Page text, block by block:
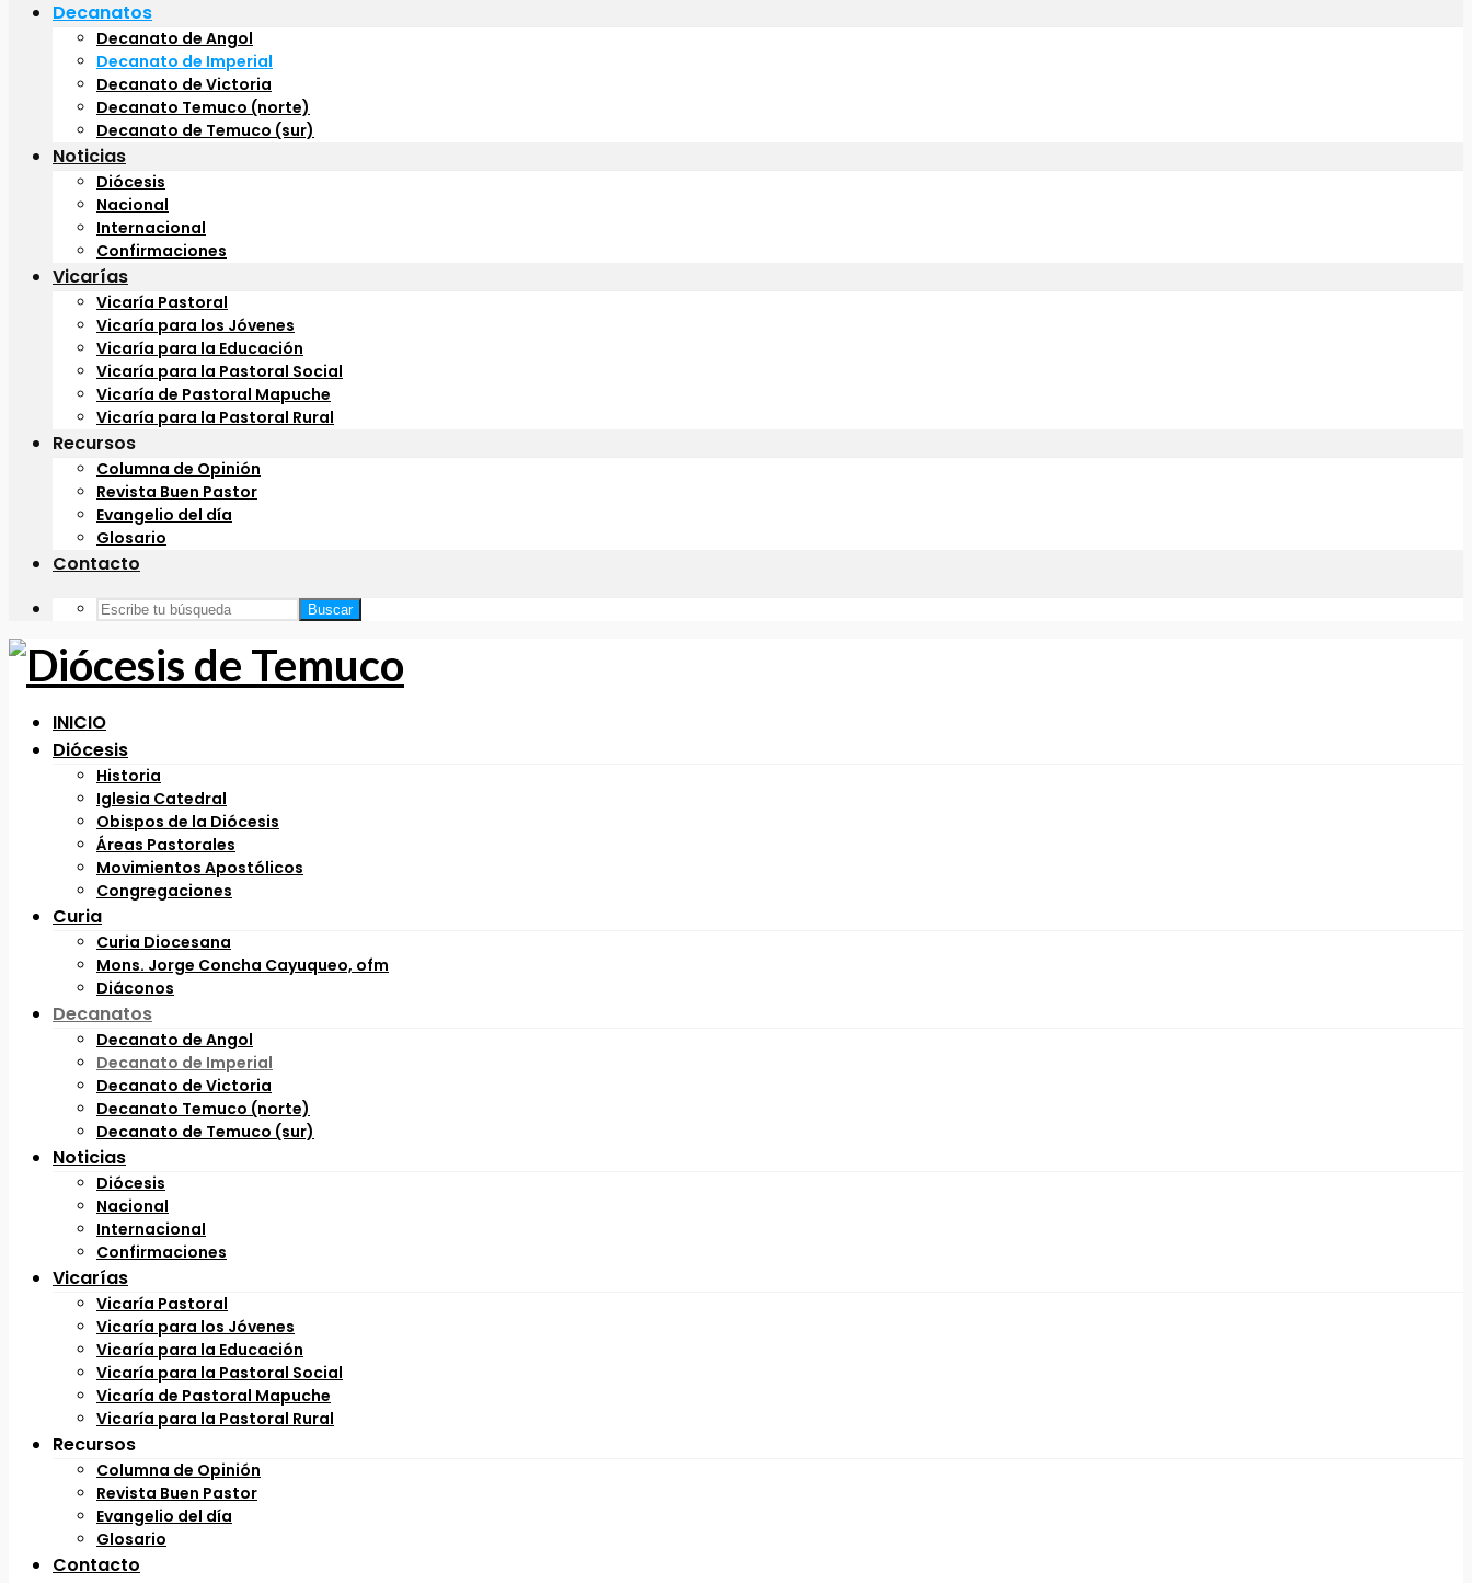
Decanatos
Decanato de Angol
Decanato de Imperial
Decanato de Victoria
Decanato Temuco (norte)
Decanato de Temuco (sur)
Noticias
Diócesis
Nacional
Internacional
Confirmaciones
Vicarías
Vicaría Pastoral
Vicaría para los Jóvenes
Vicaría para la Educación
Vicaría para la Pastoral Social
Vicaría de Pastoral Mapuche
Vicaría para la Pastoral Rural
Recursos
Columna de Opinión
Revista Buen Pastor
Evangelio del día
Glosario
Contacto
Buscar
INICIO
Diócesis
Historia
Iglesia Catedral
Obispos de la Diócesis
Áreas Pastorales
Movimientos Apostólicos
Congregaciones
Curia
Curia Diocesana
Mons. Jorge Concha Cayuqueo, ofm
Diáconos
Decanatos
Decanato de Angol
Decanato de Imperial
Decanato de Victoria
Decanato Temuco (norte)
Decanato de Temuco (sur)
Noticias
Diócesis
Nacional
Internacional
Confirmaciones
Vicarías
Vicaría Pastoral
Vicaría para los Jóvenes
Vicaría para la Educación
Vicaría para la Pastoral Social
Vicaría de Pastoral Mapuche
Vicaría para la Pastoral Rural
Recursos
Columna de Opinión
Revista Buen Pastor
Evangelio del día
Glosario
Contacto